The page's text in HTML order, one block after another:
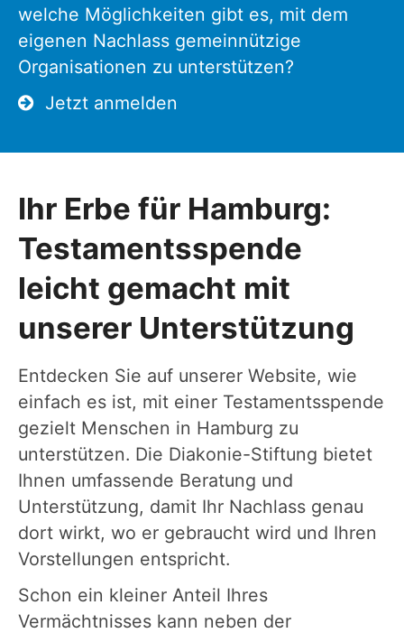
welche Möglichkeiten gibt es, mit dem
eigenen Nachlass gemeinnützige
Organisationen zu unterstützen?
Jetzt anmelden
Ihr Erbe für Hamburg:
Testamentsspende
leicht gemacht mit
unserer Unterstützung
Entdecken Sie auf unserer Website, wie
einfach es ist, mit einer Testamentsspende
gezielt Menschen in Hamburg zu
unterstützen. Die Diakonie-Stiftung bietet
Ihnen umfassende Beratung und
Unterstützung, damit Ihr Nachlass genau
dort wirkt, wo er gebraucht wird und Ihren
Vorstellungen entspricht.
Schon ein kleiner Anteil Ihres
Vermächtnisses kann neben der